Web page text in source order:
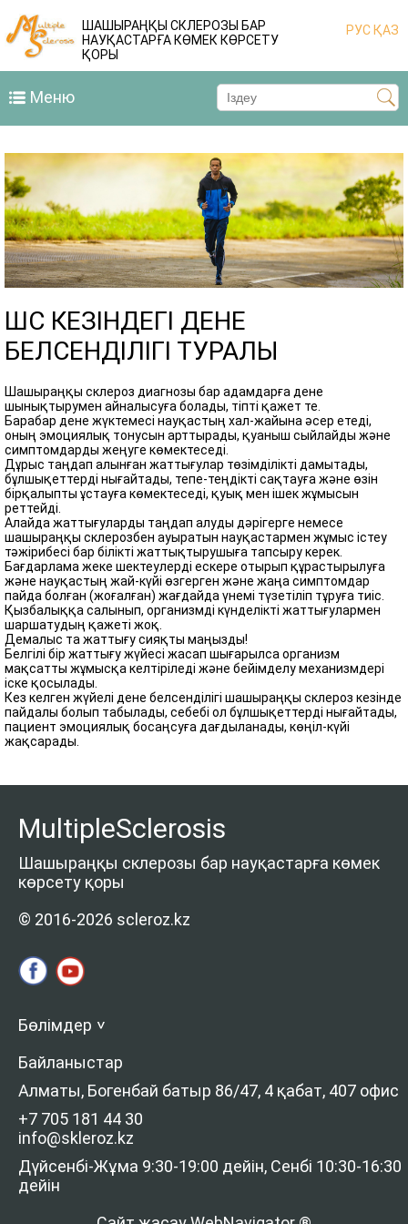
ШАШЫРАҢҚЫ СКЛЕРОЗЫ БАР
НАУҚАСТАРҒА КӨМЕК КӨРСЕТУ
ҚОРЫ
РУСҚАЗ
Меню
ШС КЕЗІНДЕГІ ДЕНЕ
БЕЛСЕНДІЛІГІ ТУРАЛЫ
Шашыраңқы склероз диагнозы бар адамдарға дене
шынықтырумен айналысуға болады, тіпті қажет те.
Барабар дене жүктемесі науқастың хал-жайына әсер етеді,
оның эмоциялық тонусын арттырады, қуаныш сыйлайды және
симптомдарды жеңуге көмектеседі.
Дұрыс таңдап алынған жаттығулар төзімділікті дамытады,
бұлшықеттерді нығайтады, тепе-теңдікті сақтауға және өзін
бірқалыпты ұстауға көмектеседі, қуық мен ішек жұмысын
реттейді.
Алайда жаттығуларды таңдап алуды дәрігерге немесе
шашыраңқы склерозбен ауыратын науқастармен жұмыс істеу
тәжірибесі бар білікті жаттықтырушыға тапсыру керек.
Бағдарлама жеке шектеулерді ескере отырып құрастырылуға
және науқастың жай-күйі өзгерген және жаңа симптомдар
пайда болған (жоғалған) жағдайда үнемі түзетіліп тұруға тиіс.
Қызбалыққа салынып, организмді күнделікті жаттығулармен
шаршатудың қажеті жоқ.
Демалыс та жаттығу сияқты маңызды!
Белгілі бір жаттығу жүйесі жасап шығарылса организм
мақсатты жұмысқа келтіріледі және бейімделу механизмдері
іске қосылады.
Кез келген жүйелі дене белсенділігі шашыраңқы склероз кезінде
пайдалы болып табылады, себебі ол бұлшықеттерді нығайтады,
пациент эмоциялық босаңсуға дағдыланады, көңіл-күйі
жақсарады.
MultipleSclerosis
Шашыраңқы склерозы бар науқастарға көмек
көрсету қоры
© 2016-2026 scleroz.kz
Бөлімдер >
Байланыстар
Алматы, Богенбай батыр 86/47, 4 қабат, 407 офис
+7 705 181 44 30
info@skleroz.kz
Дүйсенбі-Жұма 9:30-19:00 дейін, Сенбі 10:30-16:30
дейін